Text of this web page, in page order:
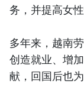
务，并提高女
多年来，越南
创造就业、增
献，回国后也